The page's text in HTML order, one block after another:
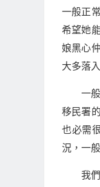
一般正
希望她
娘黑心
大多落
一
移民署
也必需
況，一
我